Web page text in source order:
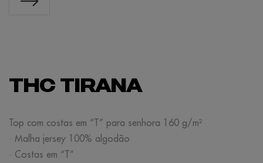
THC TIRANA
Top com costas em “T” para senhora 160 g/m²
· Malha jersey 100% algodão
· Costas em “T”